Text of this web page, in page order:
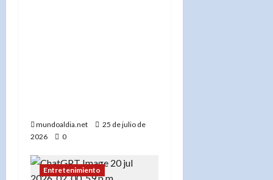
mundoaldia.net
25 de julio de
2026
0
Entretenimiento